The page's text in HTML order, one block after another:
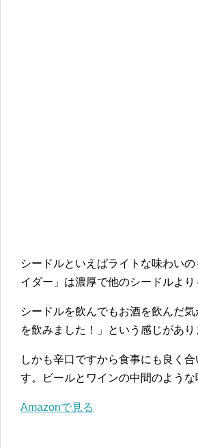
シードルといえばライトな味わい
イダー」は濃厚で他のシードルよ
シードルを飲んでもお酒を飲んだ
を飲みました！」という感じがあり
しかも辛口ですから食事にも良く
す。ビールとワインの中間のような
Amazonで見る